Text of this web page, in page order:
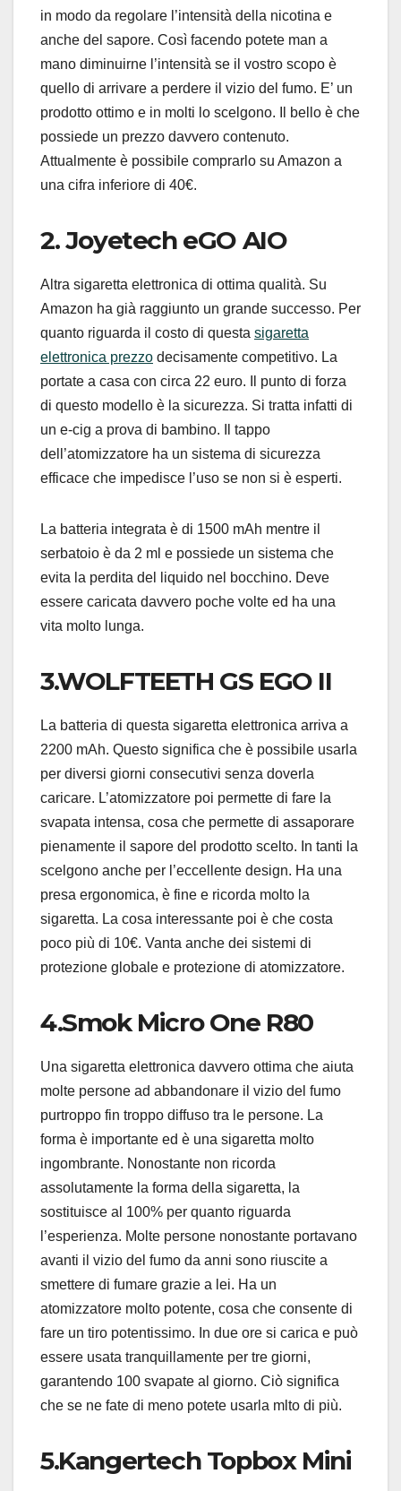
in modo da regolare l’intensità della nicotina e
anche del sapore. Così facendo potete man a
mano diminuirne l’intensità se il vostro scopo è
quello di arrivare a perdere il vizio del fumo. E’ un
prodotto ottimo e in molti lo scelgono. Il bello è che
possiede un prezzo davvero contenuto.
Attualmente è possibile comprarlo su Amazon a
una cifra inferiore di 40€.
2. Joyetech eGO AIO
Altra sigaretta elettronica di ottima qualità. Su
Amazon ha già raggiunto un grande successo. Per
quanto riguarda il costo di questa sigaretta
elettronica prezzo decisamente competitivo. La
portate a casa con circa 22 euro. Il punto di forza
di questo modello è la sicurezza. Si tratta infatti di
un e-cig a prova di bambino. Il tappo
dell’atomizzatore ha un sistema di sicurezza
efficace che impedisce l’uso se non si è esperti.
La batteria integrata è di 1500 mAh mentre il
serbatoio è da 2 ml e possiede un sistema che
evita la perdita del liquido nel bocchino. Deve
essere caricata davvero poche volte ed ha una
vita molto lunga.
3.WOLFTEETH GSEGO II
La batteria di questa sigaretta elettronica arriva a
2200 mAh. Questo significa che è possibile usarla
per diversi giorni consecutivi senza doverla
caricare. L’atomizzatore poi permette di fare la
svapata intensa, cosa che permette di assaporare
pienamente il sapore del prodotto scelto. In tanti la
scelgono anche per l’eccellente design. Ha una
presa ergonomica, è fine e ricorda molto la
sigaretta. La cosa interessante poi è che costa
poco più di 10€. Vanta anche dei sistemi di
protezione globale e protezione di atomizzatore.
4.Smok Micro One R80
Una sigaretta elettronica davvero ottima che aiuta
molte persone ad abbandonare il vizio del fumo
purtroppo fin troppo diffuso tra le persone. La
forma è importante ed è una sigaretta molto
ingombrante. Nonostante non ricorda
assolutamente la forma della sigaretta, la
sostituisce al 100% per quanto riguarda
l’esperienza. Molte persone nonostante portavano
avanti il vizio del fumo da anni sono riuscite a
smettere di fumare grazie a lei. Ha un
atomizzatore molto potente, cosa che consente di
fare un tiro potentissimo. In due ore si carica e può
essere usata tranquillamente per tre giorni,
garantendo 100 svapate al giorno. Ciò significa
che se ne fate di meno potete usarla mlto di più.
5.Kangertech Topbox Mini